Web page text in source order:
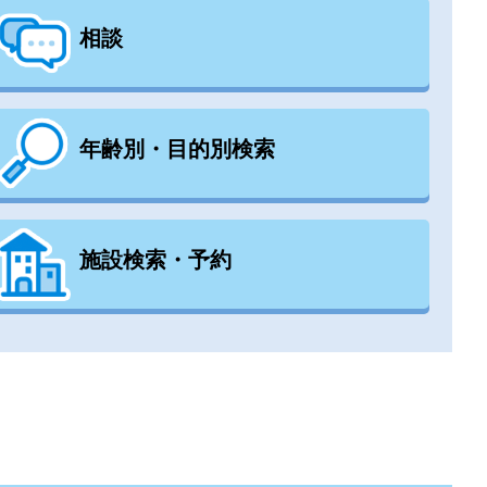
相談
年齢別・目的別検索
施設検索・予約